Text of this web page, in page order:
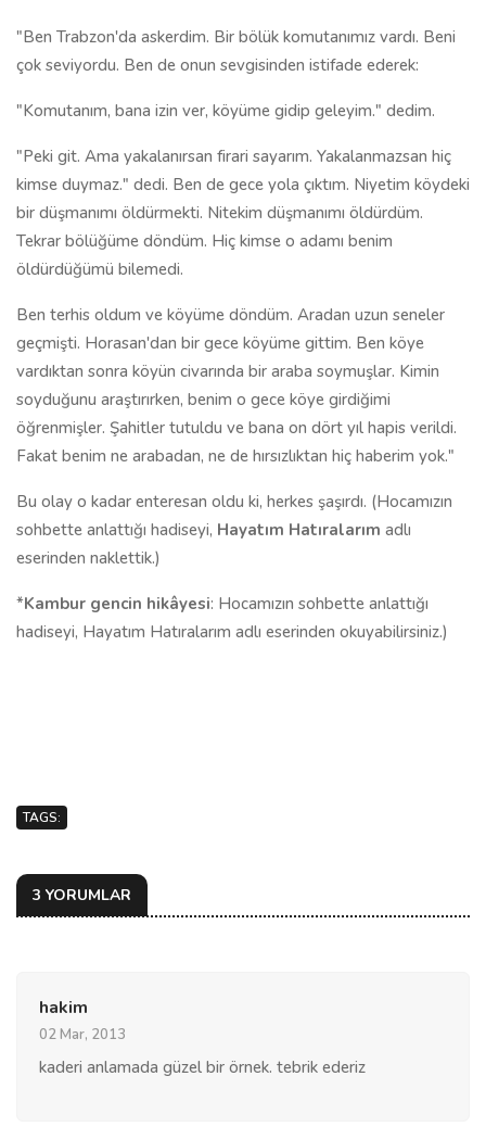
"Ben Trabzon'da askerdim. Bir bölük komutanımız vardı. Beni
çok seviyordu. Ben de onun sevgisinden istifade ederek:
"Komutanım, bana izin ver, köyüme gidip geleyim." dedim.
"Peki git. Ama yakalanırsan firari sayarım. Yakalanmazsan hiç
kimse duymaz." dedi. Ben de gece yola çıktım. Niyetim köydeki
bir düşmanımı öldürmekti. Nitekim düşmanımı öldürdüm.
Tekrar bölüğüme döndüm. Hiç kimse o adamı benim
öldürdüğümü bilemedi.
Ben terhis oldum ve köyüme döndüm. Aradan uzun seneler
geçmişti. Horasan'dan bir gece köyüme gittim. Ben köye
vardıktan sonra köyün civarında bir araba soymuşlar. Kimin
soyduğunu araştırırken, benim o gece köye girdiğimi
öğrenmişler. Şahitler tutuldu ve bana on dört yıl hapis verildi.
Fakat benim ne arabadan, ne de hırsızlıktan hiç haberim yok."
Bu olay o kadar enteresan oldu ki, herkes şaşırdı. (Hocamızın
sohbette anlattığı hadiseyi, Hayatım Hatıralarım adlı
eserinden naklettik.)
*Kambur gencin hikâyesi: Hocamızın sohbette anlattığı
hadiseyi, Hayatım Hatıralarım adlı eserinden okuyabilirsiniz.)
TAGS:
3 YORUMLAR
hakim
02 Mar, 2013
kaderi anlamada güzel bir örnek. tebrik ederiz